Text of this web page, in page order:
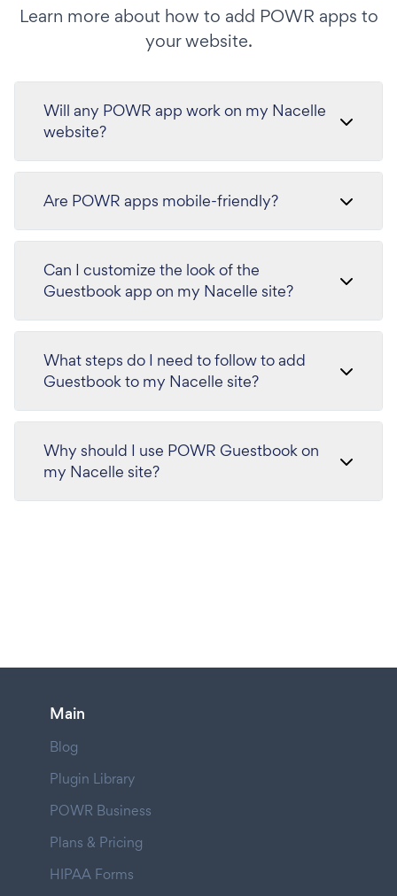
Learn more about how to add POWR apps to
your website.
Will any POWR app work on my Nacelle
website?
Are POWR apps mobile-friendly?
Can I customize the look of the
Guestbook app on my Nacelle site?
What steps do I need to follow to add
Guestbook to my Nacelle site?
Why should I use POWR Guestbook on
my Nacelle site?
Main
Blog
Plugin Library
POWR Business
Plans & Pricing
HIPAA Forms